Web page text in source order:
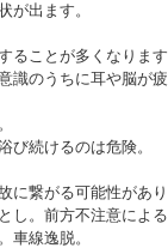
が出ます。
ることが多くなりま
識のうちに耳や脳が
び続けるのは危険。
に繋がる可能性があ
し。前方不注意によ
車線逸脱。